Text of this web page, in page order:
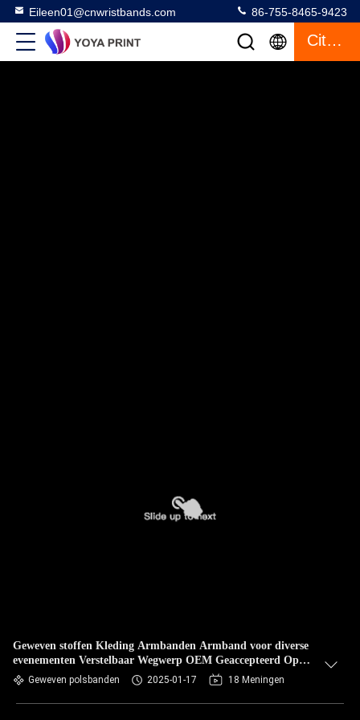
Eileen01@cnwristbands.com 86-755-8465-9423
Citaat
Geweven stoffen Kleding Armbanden Armband voor diverse
evenementen Verstelbaar Wegwerp OEM Geaccepteerd Op
één of twee zijden gedrukt
Geweven polsbanden 2025-01-17 18 Meningen